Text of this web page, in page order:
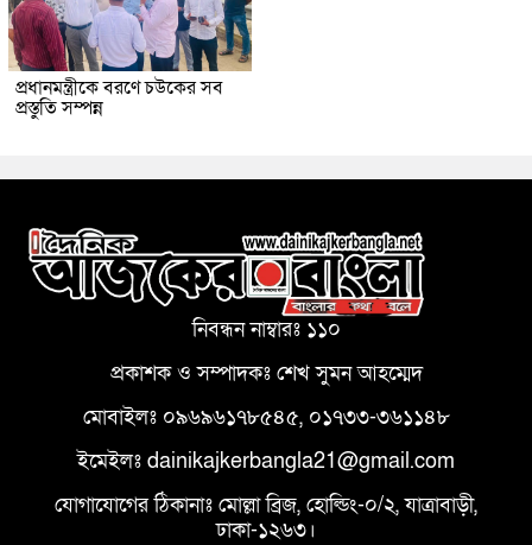
প্রধানমন্ত্রীকে বরণে চউকের সব
প্রস্তুতি সম্পন্ন
নিবন্ধন নাম্বারঃ ১১০
প্রকাশক ও সম্পাদকঃ শেখ সুমন আহম্মেদ
মোবাইলঃ ০৯৬৯৬১৭৮৫৪৫, ০১৭৩৩-৩৬১১৪৮
ইমেইলঃ dainikajkerbangla21@gmail.com
যোগাযোগের ঠিকানাঃ মোল্লা ব্রিজ, হোল্ডিং-০/২, যাত্রাবাড়ী,
ঢাকা-১২৬৩।